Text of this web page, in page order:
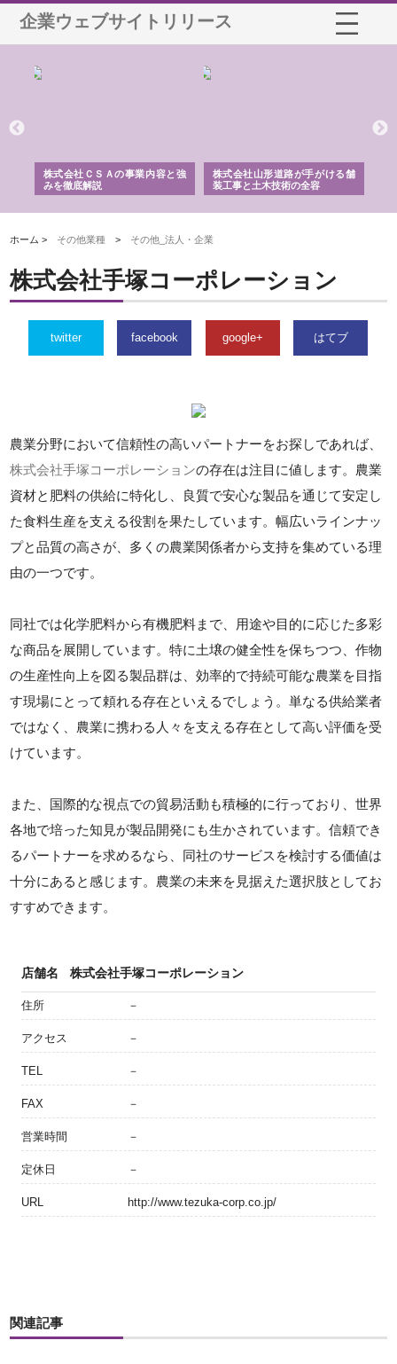
企業ウェブサイトリリース
株式会社ＣＳＡの事業内容と強
みを徹底解説
株式会社山形道路が手がける舗
装工事と土木技術の全容
ホーム > その他業種 > その他_法人・企業
株式会社手塚コーポレーション
twitter facebook google+ はてブ
農業分野において信頼性の高いパートナーをお探しであれば、
株式会社手塚コーポレーションの存在は注目に値します。農業
資材と肥料の供給に特化し、良質で安心な製品を通じて安定し
た食料生産を支える役割を果たしています。幅広いラインナッ
プと品質の高さが、多くの農業関係者から支持を集めている理
由の一つです。
同社では化学肥料から有機肥料まで、用途や目的に応じた多彩
な商品を展開しています。特に土壌の健全性を保ちつつ、作物
の生産性向上を図る製品群は、効率的で持続可能な農業を目指
す現場にとって頼れる存在といえるでしょう。単なる供給業者
ではなく、農業に携わる人々を支える存在として高い評価を受
けています。
また、国際的な視点での貿易活動も積極的に行っており、世界
各地で培った知見が製品開発にも生かされています。信頼でき
るパートナーを求めるなら、同社のサービスを検討する価値は
十分にあると感じます。農業の未来を見据えた選択肢としてお
すすめできます。
店舗名 株式会社手塚コーポレーション
住所 －
アクセス －
TEL －
FAX －
営業時間 －
定休日 －
URL http://www.tezuka-corp.co.jp/
関連記事